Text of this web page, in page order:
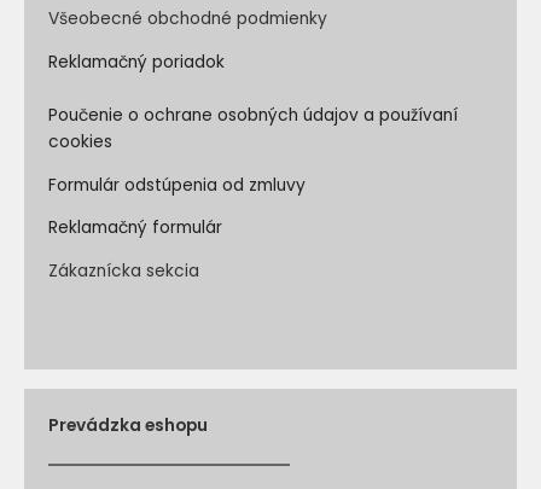
Všeobecné obchodné podmienky
Reklamačný poriadok
Poučenie o ochrane osobných údajov a používaní
cookies
Formulár odstúpenia od zmluvy
Reklamačný formulár
Zákaznícka sekcia
Prevádzka eshopu